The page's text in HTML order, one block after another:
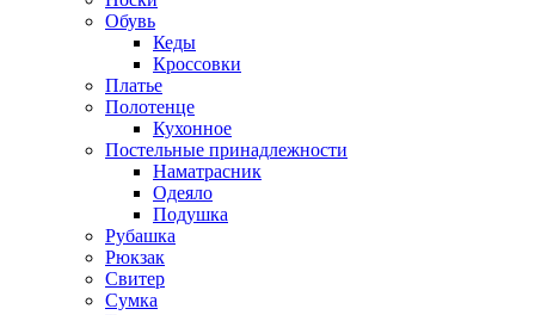
Обувь
Кеды
Кроссовки
Платье
Полотенце
Кухонное
Постельные принадлежности
Наматрасник
Одеяло
Подушка
Рубашка
Рюкзак
Свитер
Сумка